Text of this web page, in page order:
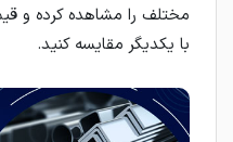
مختلف را مشاهده کرده و
با یکدیگر مقایسه کنید.